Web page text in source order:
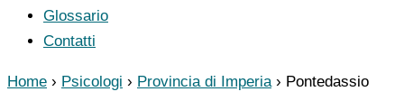
Glossario
Contatti
Home › Psicologi › Provincia di Imperia › Pontedassio